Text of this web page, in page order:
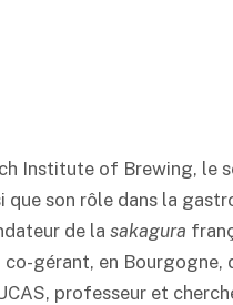
Institute of Brewing, le
son rôle dans la
de la sakagura
gérant, en Bourgogne,
professeur et